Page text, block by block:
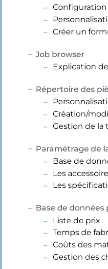
Configuration
Créer un
Job browser
Explication
Répertoire des
Création/
Gestion de la
Paramétrage de
Base de
Les
Les
Base de données
Liste de prix
Temps de
Coûts des
Gestion des